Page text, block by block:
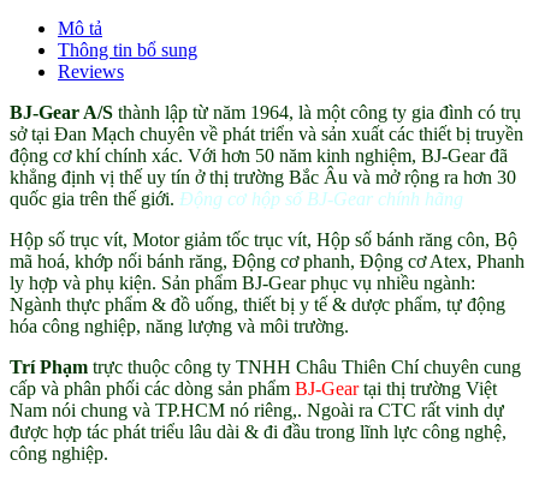
Việt
quantity
Mô tả
Thông tin bổ sung
Reviews
BJ-Gear A/S thành lập từ năm 1964, là một công ty gia đình có trụ
sở tại Đan Mạch chuyên về phát triển và sản xuất các thiết bị truyền
động cơ khí chính xác. Với hơn 50 năm kinh nghiệm, BJ-Gear đã
khẳng định vị thế uy tín ở thị trường Bắc Âu và mở rộng ra hơn 30
quốc gia trên thế giới. Động cơ hộp số BJ-Gear chính hãng
Hộp số trục vít, Motor giảm tốc trục vít, Hộp số bánh răng côn, Bộ
mã hoá, khớp nối bánh răng, Động cơ phanh, Động cơ Atex, Phanh
ly hợp và phụ kiện. Sản phẩm BJ-Gear phục vụ nhiều ngành:
Ngành thực phẩm & đồ uống, thiết bị y tế & dược phẩm, tự động
hóa công nghiệp, năng lượng và môi trường.
Trí Phạm trực thuộc công ty TNHH Châu Thiên Chí chuyên cung
cấp và phân phối các dòng sản phẩm BJ-Geartại thị trường Việt
Nam nói chung và TP.HCM nó riêng,. Ngoài ra CTC rất vinh dự
được hợp tác phát triểu lâu dài & đi đầu trong lĩnh lực công nghệ,
công nghiệp.